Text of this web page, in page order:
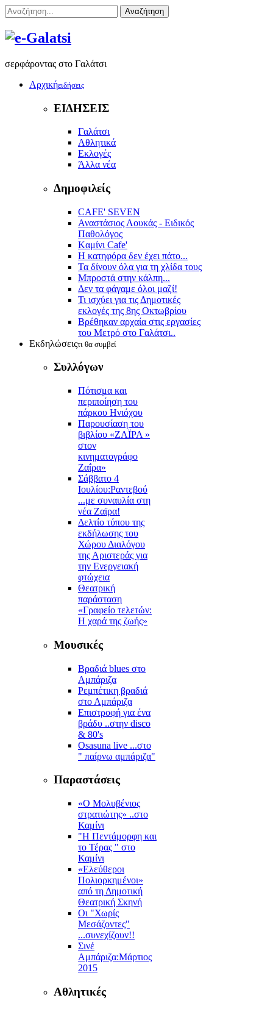
Αναζήτηση
σερφάροντας στο Γαλάτσι
Αρχικήειδήσεις
ΕΙΔΗΣΕΙΣ
Γαλάτσι
Αθλητικά
Εκλογές
Άλλα νέα
Δημοφιλείς
CAFE' SEVEN
Αναστάσιος Λουκάς - Ειδικός
Παθολόγος
Kαμίνι Cafe'
Η κατηφόρα δεν έχει πάτο...
Τα δίνουν όλα για τη χλίδα τους
Μπροστά στην κάλπη...
Δεν τα φάγαμε όλοι μαζί!
Τι ισχύει για τις Δημοτικές
εκλογές της 8ης Οκτωβρίου
Βρέθηκαν αρχαία στις εργασίες
του Μετρό στο Γαλάτσι..
Εκδηλώσειςτι θα συμβεί
Συλλόγων
Πότισμα και
περιποίηση του
πάρκου Ηνιόχου
Παρουσίαση του
βιβλίου «ΖΑΪΡΑ »
στον
κινηματογράφο
Ζαΐρα»
Σάββατο 4
Ιουλίου:Ραντεβού
...με συναυλία στη
νέα Ζαϊρα!
Δελτίο τύπου της
εκδήλωσης του
Χώρου Διαλόγου
της Αριστεράς για
την Ενεργειακή
φτώχεια
Θεατρική
παράσταση
«Γραφείο τελετών:
Η χαρά της ζωής»
Μουσικές
Βραδιά blues στο
Αμπάριζα
Ρεμπέτικη βραδιά
στο Αμπάριζα
Επιστροφή για ένα
βράδυ ..στην disco
& 80's
Osasuna live ...στο
" παίρνω αμπάριζα"
Παραστάσεις
«Ο Μολυβένιος
στρατιώτης» ..στο
Καμίνι
"Η Πεντάμορφη και
το Τέρας " στο
Καμίνι
«Ελεύθεροι
Πολιορκημένοι»
από τη Δημοτική
Θεατρική Σκηνή
Οι "Χωρίς
Μεσάζοντες"
...συνεχίζουν!!
Σινέ
Αμπάριζα:Mάρτιος
2015
Αθλητικές